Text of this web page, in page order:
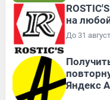
на
До 31
Яндекс